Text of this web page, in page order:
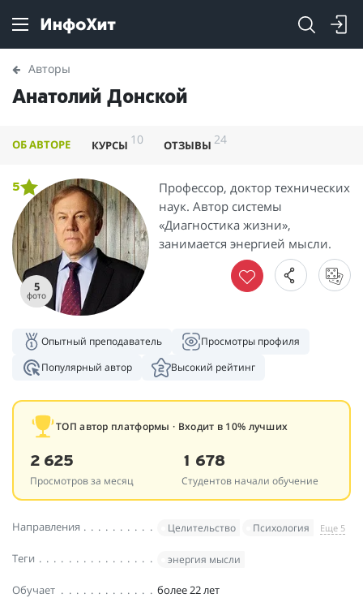
Авторы
Анатолий Донской
ОБ АВТОРЕ КУРСЫ 10 ОТЗЫВЫ 24
5
фото
5
Профессор, доктор технических
наук. Автор системы
«Диагностика жизни»,
занимается энергией мысли.
Опытный преподаватель
Просмотры профиля
Популярный автор
Высокий рейтинг
ТОП автор платформы · Входит в 10% лучших
2 625
Просмотров за месяц
1 678
Студентов начали обучение
Направления Целительство Психология Еще 5
Теги энергия мысли
Обучает
более 22 лет